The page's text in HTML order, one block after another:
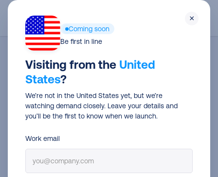
Skip
content
Het #1 verzendplatform voor
×
Coming soon
Be first in line
Visiting from the United
States?
We’re not in the United States yet, but we’re
watching demand closely. Leave your details and
you’ll be the first to know when we launch.
Work email